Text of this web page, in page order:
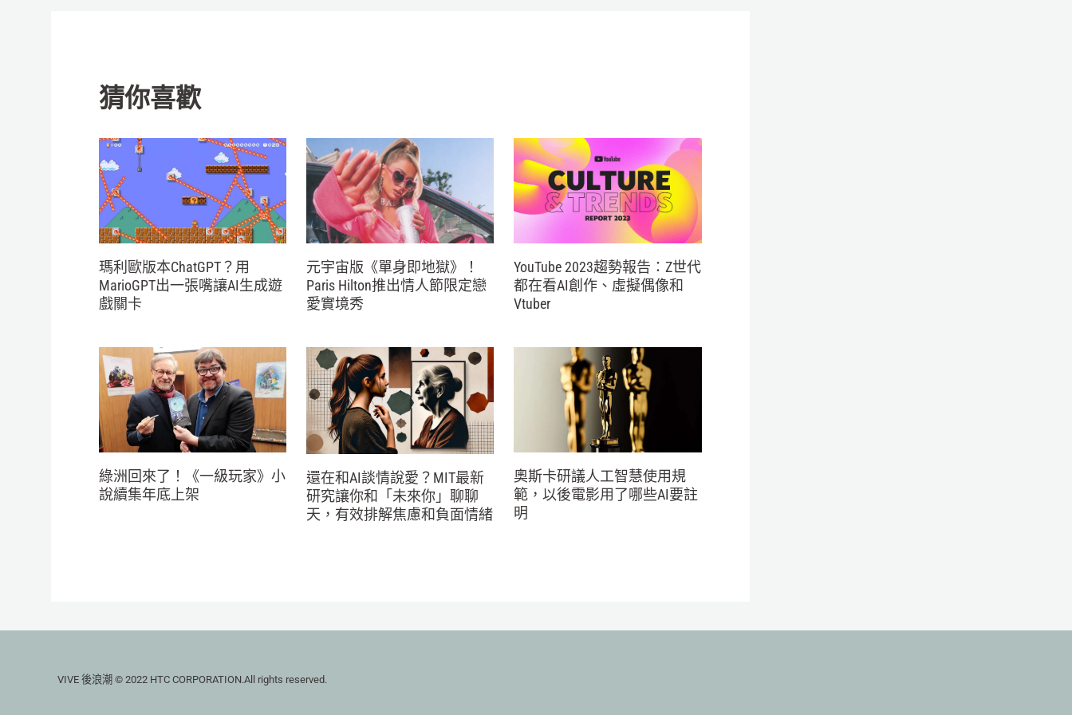
猜你喜歡
瑪利歐版本ChatGPT？用
MarioGPT出一張嘴讓AI生成遊
戲關卡
元宇宙版《單身即地獄》！
Paris Hilton推出情人節限定戀
愛實境秀
YouTube 2023趨勢報告：Z世代
都在看AI創作、虛擬偶像和
Vtuber
綠洲回來了！《一級玩家》小
說續集年底上架
還在和AI談情說愛？MIT最新
研究讓你和「未來你」聊聊
天，有效排解焦慮和負面情緒
奧斯卡研議人工智慧使用規
範，以後電影用了哪些AI要註
明
VIVE 後浪潮 © 2022 HTC CORPORATION.All rights reserved.